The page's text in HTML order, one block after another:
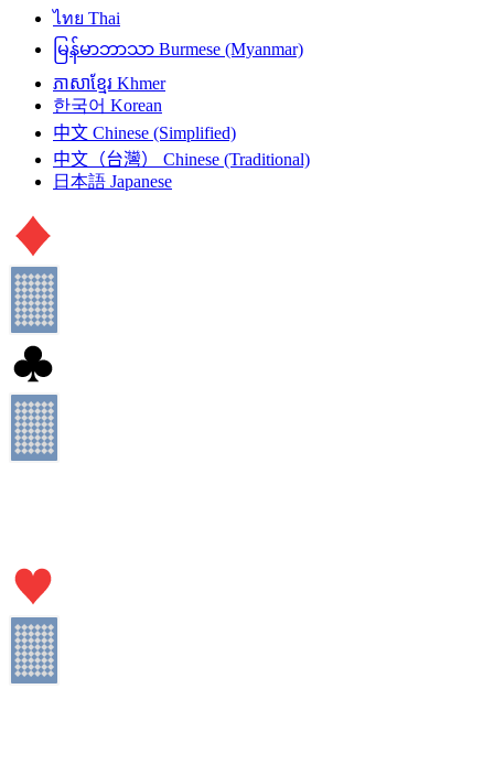
ไทย Thai
မြန်မာဘာသာ Burmese (Myanmar)
ភាសាខ្មែរ Khmer
한국어 Korean
中文 Chinese (Simplified)
中文（台灣）
Chinese (Traditional)
日本語 Japanese